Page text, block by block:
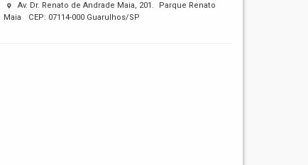
Av. Dr. Renato de Andrade Maia, 201. Parque Renato
Maia CEP: 07114-000 Guarulhos/SP